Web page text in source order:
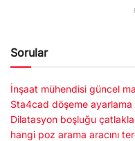
Sorular
İnşaat mühendisi güncel
Sta4cad döşeme ayarlama
Dilatasyon boşluğu
hangi poz arama aracını